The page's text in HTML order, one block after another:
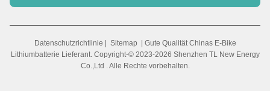
Datenschutzrichtlinie | Sitemap | Gute Qualität Chinas E-Bike
Lithiumbatterie Lieferant. Copyright-© 2023-2026 Shenzhen TL New Energy
Co.,Ltd . Alle Rechte vorbehalten.